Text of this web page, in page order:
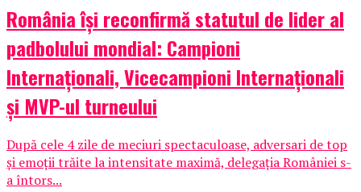
România își reconfirmă statutul de lider al
padbolului mondial: Campioni
Internaționali, Vicecampioni Internaționali
și MVP-ul turneului
După cele 4 zile de meciuri spectaculoase, adversari de top
și emoții trăite la intensitate maximă, delegația României s-
a întors...